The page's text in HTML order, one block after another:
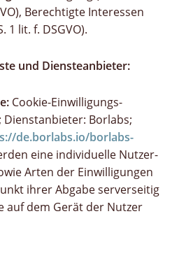
Berechtigte Interessen
1 lit. f. DSGVO).
und Diensteanbieter:
Cookie-Einwilligungs-
Dienstanbieter: Borlabs;
de.borlabs.io/borlabs-
eine individuelle Nutzer-
Arten der Einwilligungen
ihrer Abgabe serverseitig
auf dem Gerät der Nutzer